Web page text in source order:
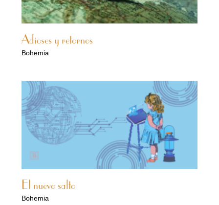
Adioses y retornos
Bohemia
El nuevo salto
Bohemia